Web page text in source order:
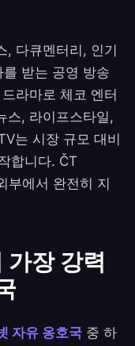
, 다큐멘터리, 인기
받는 공영 방송
라마로 체코 엔터
스, 라이프스타일,
는 시장 규모 대비
합니다. ČT
부에서 완전히 지
가장 강력
자유 옹호국 중 하